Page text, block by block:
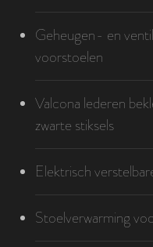
Geheugen- en
voorstoelen
Valcona lederen
zwarte stiksels
Elektrisch
Stoelverwarming